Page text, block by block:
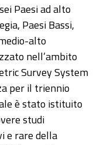
Paesi ad alto
Paesi Bassi,
alto
nell’ambito
Survey System
per il triennio
è stato istituito
studi
e rare della